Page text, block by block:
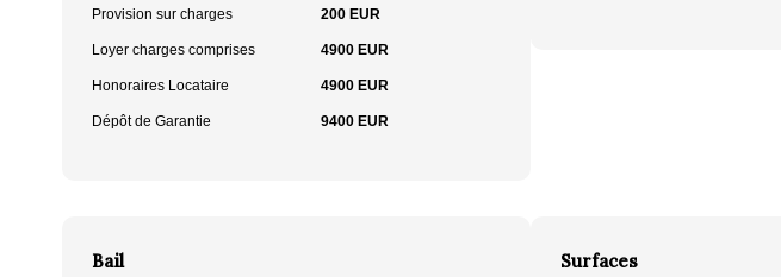
Provision sur charges 200 EUR
Loyer charges comprises 4900 EUR
Honoraires Locataire 4900 EUR
Dépôt de Garantie 9400 EUR
Bail Surfaces